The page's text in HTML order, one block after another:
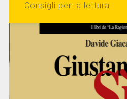
Consigli per la lettura